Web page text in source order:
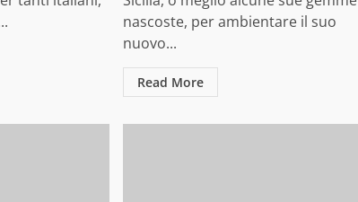
nascoste, per ambientare il suo
nuovo...
Read More